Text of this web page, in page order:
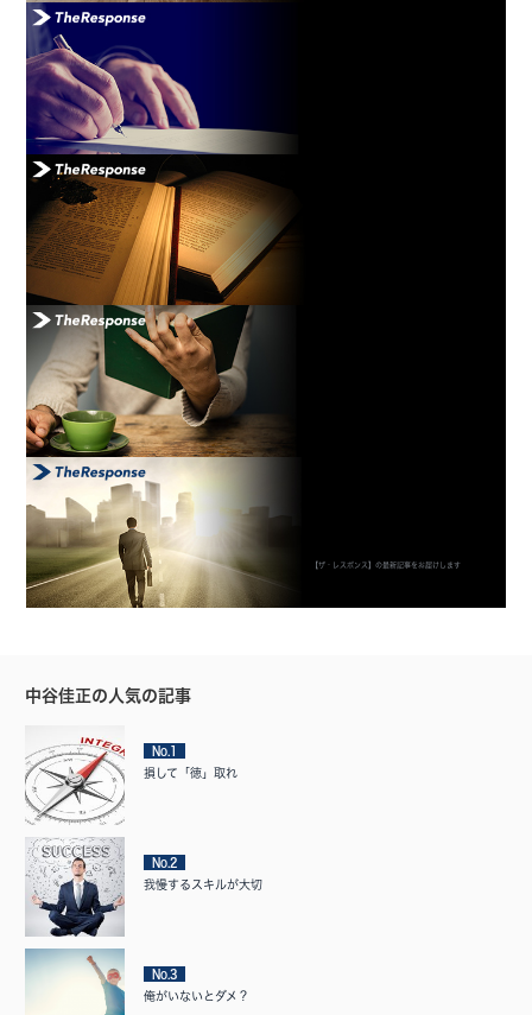
【ザ・レスポンス】の最新記事をお届けします
中谷佳正の人気の記事
No.1
損して「徳」取れ
No.2
我慢するスキルが大切
No.3
俺がいないとダメ？